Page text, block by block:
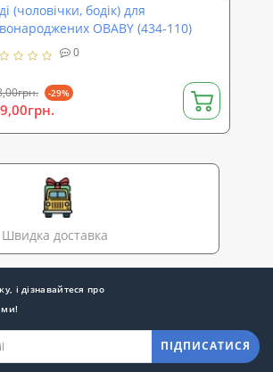
(чоловічки, бодік) для
OBABY (434-110)
0
-29%
Швидка доставка
і дізнавайтеся про
ПІДПИСАТИСЯ